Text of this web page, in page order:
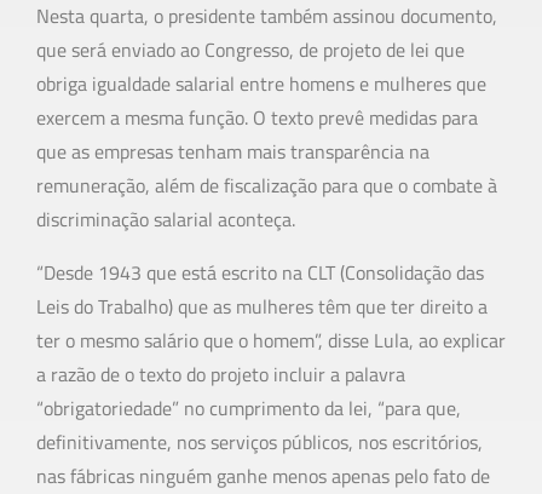
Nesta quarta, o presidente também assinou documento,
que será enviado ao Congresso, de projeto de lei que
obriga igualdade salarial entre homens e mulheres que
exercem a mesma função. O texto prevê medidas para
que as empresas tenham mais transparência na
remuneração, além de fiscalização para que o combate à
discriminação salarial aconteça.
“Desde 1943 que está escrito na CLT (Consolidação das
Leis do Trabalho) que as mulheres têm que ter direito a
ter o mesmo salário que o homem”, disse Lula, ao explicar
a razão de o texto do projeto incluir a palavra
“obrigatoriedade” no cumprimento da lei, “para que,
definitivamente, nos serviços públicos, nos escritórios,
nas fábricas ninguém ganhe menos apenas pelo fato de